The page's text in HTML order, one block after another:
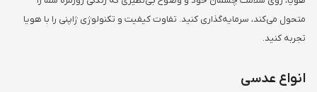
متحول می‌کند، سرمایه‌گذاری کنید. تفاوت کیفیت و تکنولوژی ژاپنی را با هویا
تجربه کنید.
انواع عدسی